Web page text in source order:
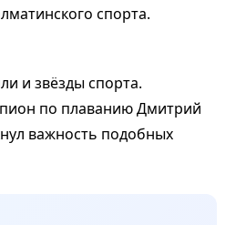
спорта.
и звёзды спорта.
по плаванию Дмитрий
важность подобных